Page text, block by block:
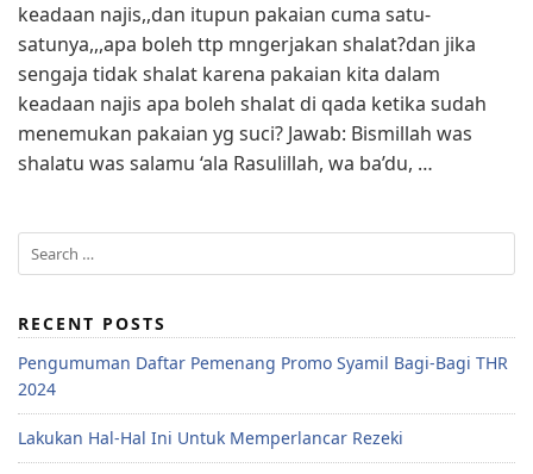
keadaan najis,,dan itupun pakaian cuma satu-
satunya,,,apa boleh ttp mngerjakan shalat?dan jika
sengaja tidak shalat karena pakaian kita dalam
keadaan najis apa boleh shalat di qada ketika sudah
menemukan pakaian yg suci? Jawab: Bismillah was
shalatu was salamu ‘ala Rasulillah, wa ba’du, …
RECENT POSTS
Pengumuman Daftar Pemenang Promo Syamil Bagi-Bagi THR
2024
Lakukan Hal-Hal Ini Untuk Memperlancar Rezeki